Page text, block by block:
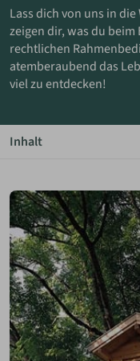
Lass dich von uns in
zeigen dir, was du
rechtlichen
atemberaubend das
viel zu entdecken!
Inhalt
Worauf du achten musst
Baugenehmigung für
Pläne und Anleitungen
Bildergalerie